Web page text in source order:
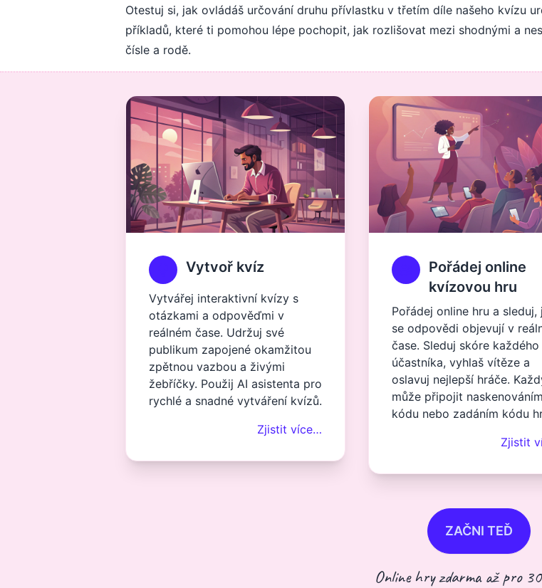
Otestuj si, jak ovládáš určování druhu přívlastku v třetím díle našeho kvízu
příkladů, které ti pomohou lépe pochopit, jak rozlišovat mezi shodnými a
čísle a rodě.
Vytvoř kvíz
Vytvářej interaktivní kvízy s
otázkami a odpověďmi v
reálném čase. Udržuj své
publikum zapojené okamžitou
zpětnou vazbou a živými
žebříčky. Použij AI asistenta pro
rychlé a snadné vytváření kvízů.
Zjistit více…
Pořádej online
kvízovou hru
Pořádej online hru a sleduj,
se odpovědi objevují v
čase. Sleduj skóre každého
účastníka, vyhlaš vítěze a
oslavuj nejlepší hráče.
může připojit
kódu nebo zadáním kódu
Zjistit
ZAČNI TEĎ
Online hry zdarma až pro